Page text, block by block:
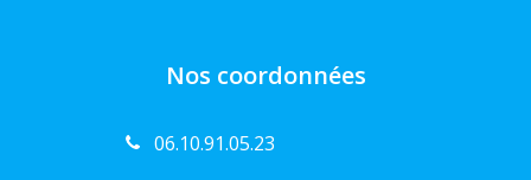
Nos coordonnées
06.10.91.05.23